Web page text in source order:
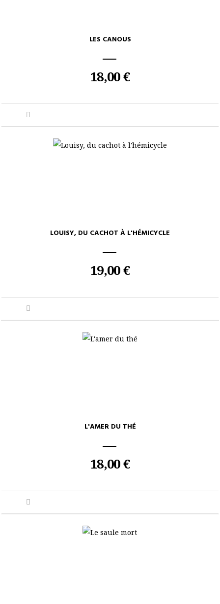
LES CANOUS
18,00 €
LOUISY, DU CACHOT À L'HÉMICYCLE
19,00 €
L'AMER DU THÉ
18,00 €